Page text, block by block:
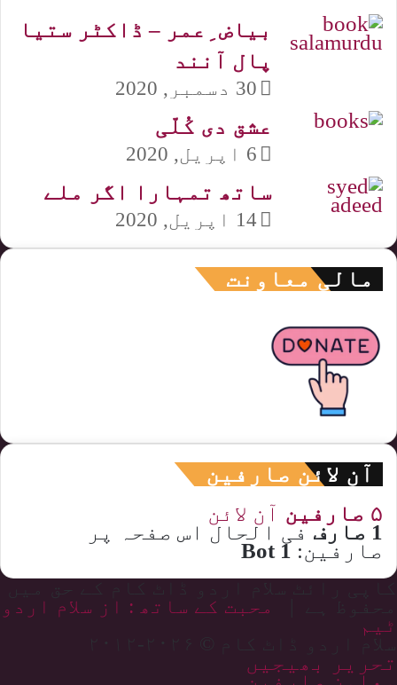
بیاض ِعمر – ڈاکٹر ستیا
پال آنند
30 دسمبر, 2020
عشق دی کُلّی
6 اپریل, 2020
ساتھ تمہارا اگر ملے
14 اپریل, 2020
مالی معاونت
آن لائن صارفین
۵ صارفین آن لائن
1 صارف فی الحال اس صفحہ پر
صارفین: 1 Bot
محبت کے ساتھ : از سلام اردو
ٹیم
سلام اردو ڈاٹ کام © ۲۰۲۶-۲۰۱۲
تحریر بھیجیں